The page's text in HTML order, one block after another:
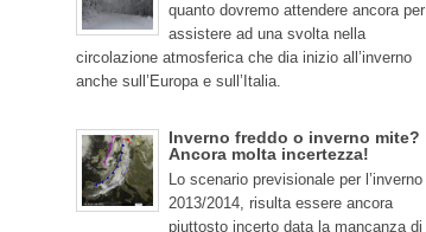
quanto dovremo attendere ancora per
assistere ad una svolta nella
circolazione atmosferica che dia inizio all’inverno
anche sull’Europa e sull’Italia.
Inverno freddo o inverno mite?
Ancora molta incertezza!
Lo scenario previsionale per l’inverno
2013/2014, risulta essere ancora
piuttosto incerto data la mancanza di